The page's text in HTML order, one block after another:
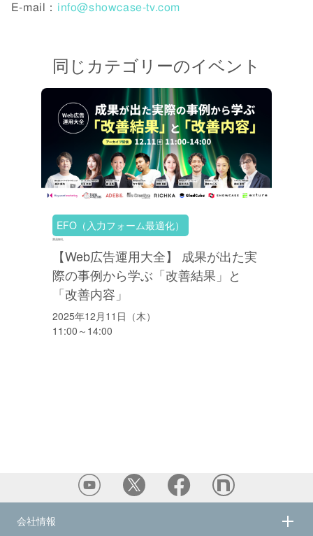
E-mail： info@showcase-tv.com
同じカテゴリーのイベント
EFO（入力フォーム最適化）
満員御礼
【Web広告運用大全】 成果が出た実
際の事例から学ぶ「改善結果」と
「改善内容」
2025年12月11日（木）
11:00～14:00
会社情報